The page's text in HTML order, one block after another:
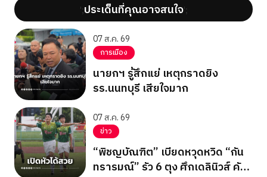
';ประเด็นที่คุณอาจสนใจ';
07 ส.ค. 69
การเมือง
นายกฯ รู้สึกแย่ เหตุกราดยิง
รร.นนทบุรี เสียใจมาก
07 ส.ค. 69
ข่าว
“พิชญบัณฑิต” เบียดหวุดหวิด “กัน
ทรารมณ์” รัว 6 ตุง ศึกเดลินิวส์ คัพ